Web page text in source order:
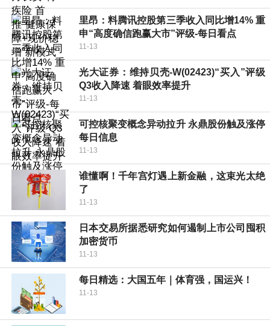
里昂：料腾讯控股第三季收入同比增14% 重
申“高度确信跑赢大市”评级-每日看点
11-13
光大证券：维持贝壳-W(02423)“买入”评级
Q3收入降速 着眼效率提升
11-13
可控核聚变概念异动拉升 永鼎股份触及涨停
每日信息
11-13
谁懂啊！千年宫灯遇上新金融，这束光太绝
了
11-13
日本交易所据悉研究如何遏制上市公司囤积
加密货币
11-13
每日精选：大国五年｜体育强，国运兴！
11-13